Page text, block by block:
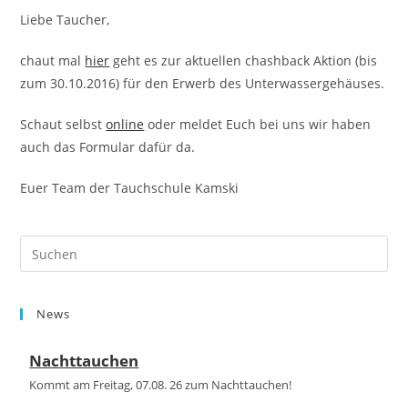
Liebe Taucher,
chaut mal hier geht es zur aktuellen chashback Aktion (bis
zum 30.10.2016) für den Erwerb des Unterwassergehäuses.
Schaut selbstonline oder meldet Euch bei uns wir haben
auch das Formular dafür da.
Euer Team der Tauchschule Kamski
News
Nachttauchen
Kommt am Freitag, 07.08. 26 zum Nachttauchen!